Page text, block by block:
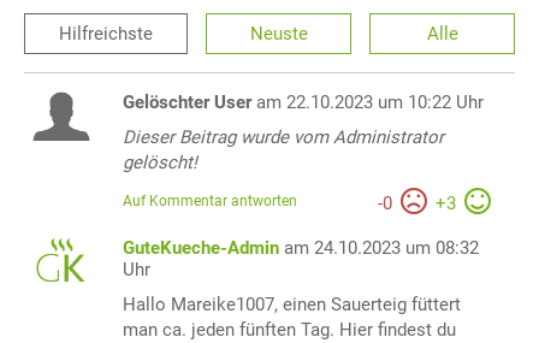
Hilfreichste Neuste Alle
Gelöschter User am 22.10.2023 um 10:22 Uhr
Dieser Beitrag wurde vom Administrator
gelöscht!
-0 +3
Auf Kommentar antworten
GuteKueche-Admin am 24.10.2023 um 08:32
Uhr
Hallo Mareike1007, einen Sauerteig füttert
man ca. jeden fünften Tag. Hier findest du